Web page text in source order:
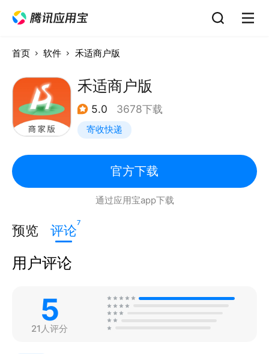
首页 软件 禾适商户版
禾适商户版
5.0 3678下载
寄收快递
官方下载
通过应用宝app下载
预览 评论7
用户评论
5
21人评分